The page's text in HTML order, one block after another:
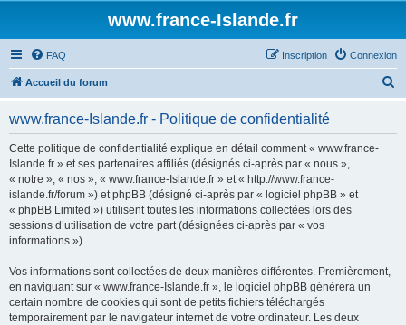
www.france-Islande.fr
FAQ Connexion
Inscription
Accueil du forum
www.france-Islande.fr - Politique de confidentialité
Cette politique de confidentialité explique en détail comment « www.france-
Islande.fr » et ses partenaires affiliés (désignés ci-après par « nous »,
« notre », « nos », « www.france-Islande.fr » et « http://www.france-
islande.fr/forum ») et phpBB (désigné ci-après par « logiciel phpBB » et
« phpBB Limited ») utilisent toutes les informations collectées lors des
sessions d’utilisation de votre part (désignées ci-après par « vos
informations »).
Vos informations sont collectées de deux manières différentes. Premièrement,
en naviguant sur « www.france-Islande.fr », le logiciel phpBB génèrera un
certain nombre de cookies qui sont de petits fichiers téléchargés
temporairement par le navigateur internet de votre ordinateur. Les deux